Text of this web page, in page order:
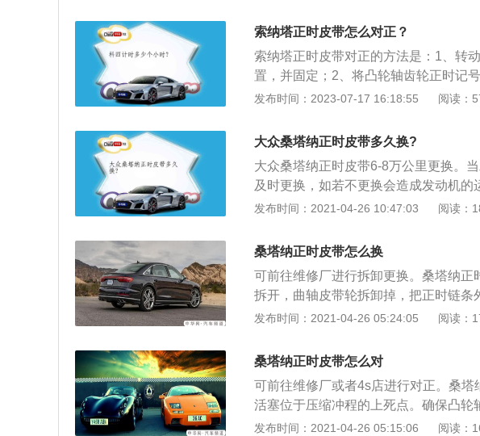
不是保养良好、张紧适度的皮带，就应
的重要组成部分，通过与曲轴的连接并
准确。使用皮带而不是齿轮来传动是因
偿。2、正时皮带的是起到承上启下的
下部连接是曲轴正时轮；正时轮连接
触点是小摇臂，摇臂通过正时皮带带来
索纳塔正时皮带怎么对正？
索纳塔正时皮带对正的方法是：1、转
置，并固定；2、将凸轮轴齿轮正时记
曲轴驱动链轮，并确保链条上正时记号
一一对应。索纳塔长宽高分别为
m，油箱容积为60l。这款车搭载了1.5t
大扭矩为263nm，与其匹配的是7挡双
发布时间：2023-07-17 16:18:55 阅读：
大众桑塔纳正时皮带多久换?
大众桑塔纳正时皮带6-8万公里更换。
及时更换，如若不更换会造成发动机
是正时皮带的更换步骤：1、将气门室
轴；2、转动进排气凸轮轴，凸轮轴后
将专用工具卡进去；3、拆下旧链条装
安装时，皮带轮上面有一个圆孔，对
感器是可以调整的，安装时要不间隙
带轮都是自由转动的。
发布时间：2021-04-26 10:47:03 阅读：
桑塔纳正时皮带怎么换
可前往维修厂进行拆卸更换。桑塔纳
拆开，曲轴皮带轮拆卸掉，把正时链
止点，将曲轴固定镙丝拧上，固定住曲
新链条。曲轴皮带轮也是没有滑键的，
条外壳上面的凹槽里；4、曲轴位置传
到位，不然会报故障码；曲轴链轮与
店实行拆卸更换。
发布时间：2021-04-26 05:24:05 阅读：
桑塔纳正时皮带怎么对
可前往维修厂或者4s店进行对正。桑
活塞位于压缩冲程的上死点。确保凸轮
曲轴链轮正时标记与油泵壳体上的标记
发布时间：2021-04-26 05:15:06 阅读：